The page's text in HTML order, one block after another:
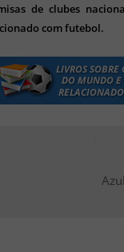
de clubes
com futebol.